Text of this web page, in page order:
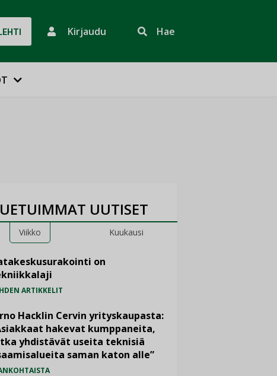
Kirjaudu Hae
UUTISET
Viikko Kuukausi
on
ARTIKKELIT
Hacklin Cervin yrityskaupasta:
hakevat kumppaneita,
yhdistävät useita teknisiä
saman katon alle”